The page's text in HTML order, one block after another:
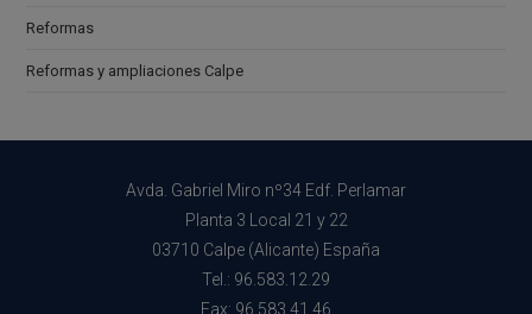
Reformas
Reformas y ampliaciones Calpe
Avda. Gabriel Miro nº34 Edf. Perlamar
Planta 3 Local 21 y 22
03710 Calpe (Alicante) España
Tel.: 96.583.12.29
Fax: 96.583.41.46